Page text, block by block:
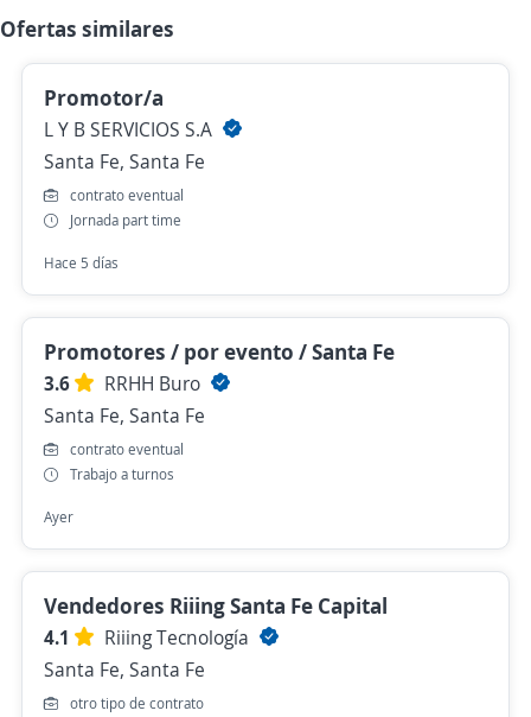
Ofertas similares
Promotor/a
L Y B SERVICIOS S.A
Santa Fe, Santa Fe
contrato eventual
Jornada part time
Hace 5 días
Promotores / por evento / Santa Fe
3.6
RRHH Buro
Santa Fe, Santa Fe
contrato eventual
Trabajo a turnos
Ayer
Vendedores Riiing Santa Fe Capital
4.1
Riiing Tecnología
Santa Fe, Santa Fe
otro tipo de contrato